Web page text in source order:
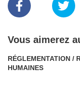
Vous aimerez
RÉGLEMENTATION /
HUMAINES